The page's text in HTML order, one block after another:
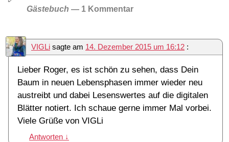
Gästebuch — 1 Kommentar
VIGLi sagte am 14. Dezember 2015 um 16:12 :
Lieber Roger, es ist schön zu sehen, dass Dein
Baum in neuen Lebensphasen immer wieder neu
austreibt und dabei Lesenswertes auf die digitalen
Blätter notiert. Ich schaue gerne immer Mal vorbei.
Viele Grüße von VIGLi
Antworten ↓